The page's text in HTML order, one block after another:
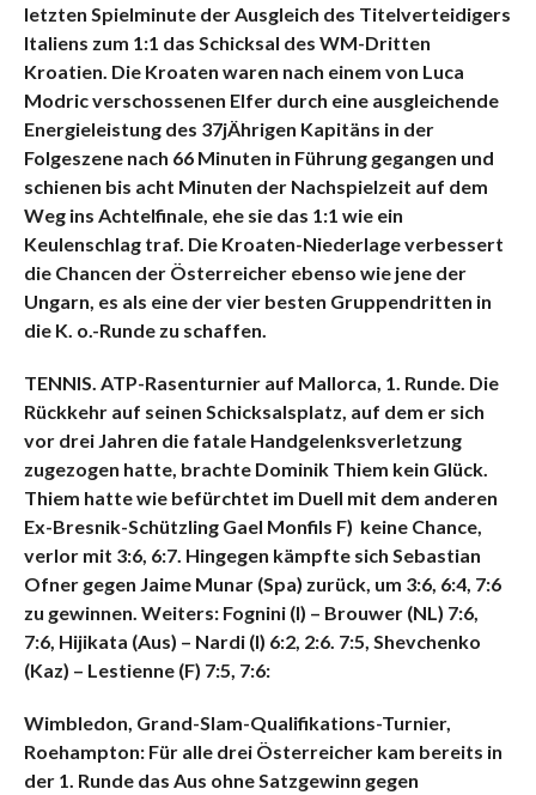
letzten Spielminute der Ausgleich des Titelverteidigers
Italiens zum 1:1 das Schicksal des WM-Dritten
Kroatien. Die Kroaten waren nach einem von Luca
Modric verschossenen Elfer durch eine ausgleichende
Energieleistung des 37jÄhrigen Kapitäns in der
Folgeszene nach 66 Minuten in Führung gegangen und
schienen bis acht Minuten der Nachspielzeit auf dem
Weg ins Achtelfinale, ehe sie das 1:1 wie ein
Keulenschlag traf. Die Kroaten-Niederlage verbessert
die Chancen der Österreicher ebenso wie jene der
Ungarn, es als eine der vier besten Gruppendritten in
die K. o.-Runde zu schaffen.
TENNIS. ATP-Rasenturnier auf Mallorca, 1. Runde. Die
Rückkehr auf seinen Schicksalsplatz, auf dem er sich
vor drei Jahren die fatale Handgelenksverletzung
zugezogen hatte, brachte Dominik Thiem kein Glück.
Thiem hatte wie befürchtet im Duell mit dem anderen
Ex-Bresnik-Schützling Gael Monfils F) keine Chance,
verlor mit 3:6, 6:7. Hingegen kämpfte sich Sebastian
Ofner gegen Jaime Munar (Spa) zurück, um 3:6, 6:4, 7:6
zu gewinnen. Weiters: Fognini (I) – Brouwer (NL) 7:6,
7:6, Hijikata (Aus) – Nardi (I) 6:2, 2:6. 7:5, Shevchenko
(Kaz) – Lestienne (F) 7:5, 7:6:
Wimbledon, Grand-Slam-Qualifikations-Turnier,
Roehampton: Für alle drei Österreicher kam bereits in
der 1. Runde das Aus ohne Satzgewinn gegen